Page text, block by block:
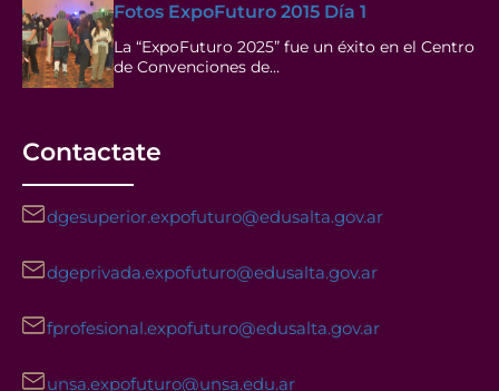
Fotos ExpoFuturo 2015 Día 1
La “ExpoFuturo 2025” fue un éxito en el Centro
de Convenciones de…
Contactate
dgesuperior.expofuturo@edusalta.gov.ar
dgeprivada.expofuturo@edusalta.gov.ar
fprofesional.expofuturo@edusalta.gov.ar
unsa.expofuturo@unsa.edu.ar